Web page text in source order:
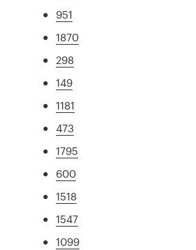
951
1870
298
149
1181
473
1795
600
1518
1547
1099